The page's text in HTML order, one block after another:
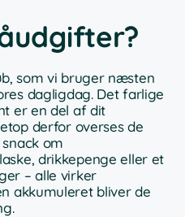
som vi bruger næsten
dagligdag. Det farlige
er en del af dit
derfor overses de
om
drikkepenge eller et
– alle virker
akkumuleret bliver de